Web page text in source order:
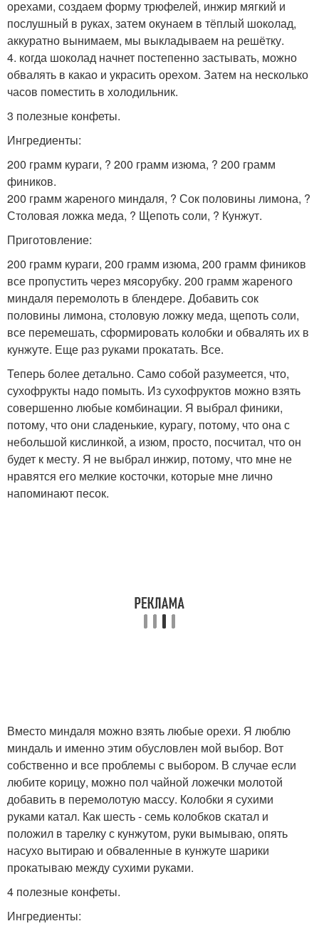
орехами, создаем форму трюфелей, инжир мягкий и
послушный в руках, затем окунаем в тёплый шоколад,
аккуратно вынимаем, мы выкладываем на решётку.
4. когда шоколад начнет постепенно застывать, можно
обвалять в какао и украсить орехом. Затем на несколько
часов поместить в холодильник.
3 полезные конфеты.
Ингредиенты:
200 грамм кураги, ? 200 грамм изюма, ? 200 грамм
фиников.
200 грамм жареного миндаля, ? Сок половины лимона, ?
Столовая ложка меда, ? Щепоть соли, ? Кунжут.
Приготовление:
200 грамм кураги, 200 грамм изюма, 200 грамм фиников
все пропустить через мясорубку. 200 грамм жареного
миндаля перемолоть в блендере. Добавить сок
половины лимона, столовую ложку меда, щепоть соли,
все перемешать, сформировать колобки и обвалять их в
кунжуте. Еще раз руками прокатать. Все.
Теперь более детально. Само собой разумеется, что,
сухофрукты надо помыть. Из сухофруктов можно взять
совершенно любые комбинации. Я выбрал финики,
потому, что они сладенькие, курагу, потому, что она с
небольшой кислинкой, а изюм, просто, посчитал, что он
будет к месту. Я не выбрал инжир, потому, что мне не
нравятся его мелкие косточки, которые мне лично
напоминают песок.
Вместо миндаля можно взять любые орехи. Я люблю
миндаль и именно этим обусловлен мой выбор. Вот
собственно и все проблемы с выбором. В случае если
любите корицу, можно пол чайной ложечки молотой
добавить в перемолотую массу. Колобки я сухими
руками катал. Как шесть - семь колобков скатал и
положил в тарелку с кунжутом, руки вымываю, опять
насухо вытираю и обваленные в кунжуте шарики
прокатываю между сухими руками.
4 полезные конфеты.
Ингредиенты: